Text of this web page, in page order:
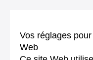
Vos réglages
Web